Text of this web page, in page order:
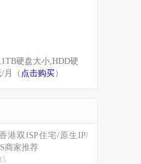
硬盘大小,HDD硬
月（点击购买）
港双ISP住宅/原生IP/
商家推荐